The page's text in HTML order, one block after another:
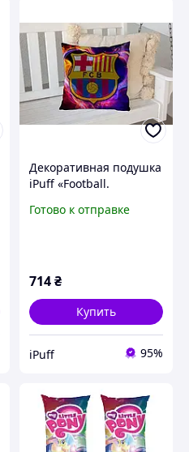
Декоративная подушка
iPuff «Football.
плюш, односторонняя
Готово к отправке
714₴
Купить
iPuff 95%